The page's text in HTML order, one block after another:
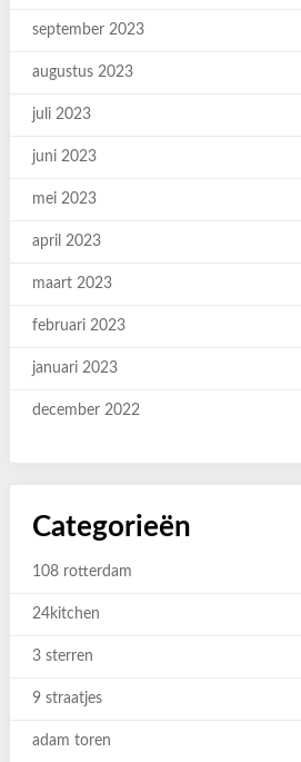
september 2023
augustus 2023
juli 2023
juni 2023
mei 2023
april 2023
maart 2023
februari 2023
januari 2023
december 2022
Categorieën
108 rotterdam
24kitchen
3 sterren
9 straatjes
adam toren